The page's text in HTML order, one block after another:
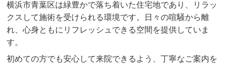
横浜市青葉区は緑豊かで落ち着いた住宅地であり、リラッ
クスして施術を受けられる環境です。日々の喧騒から離
れ、心身ともにリフレッシュできる空間を提供していま
す。
初めての方でも安心して来院できるよう、丁寧なご案内を